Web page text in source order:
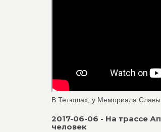
В Тетюшах, у Мемориала
2017-06-06 - На трассе
человек